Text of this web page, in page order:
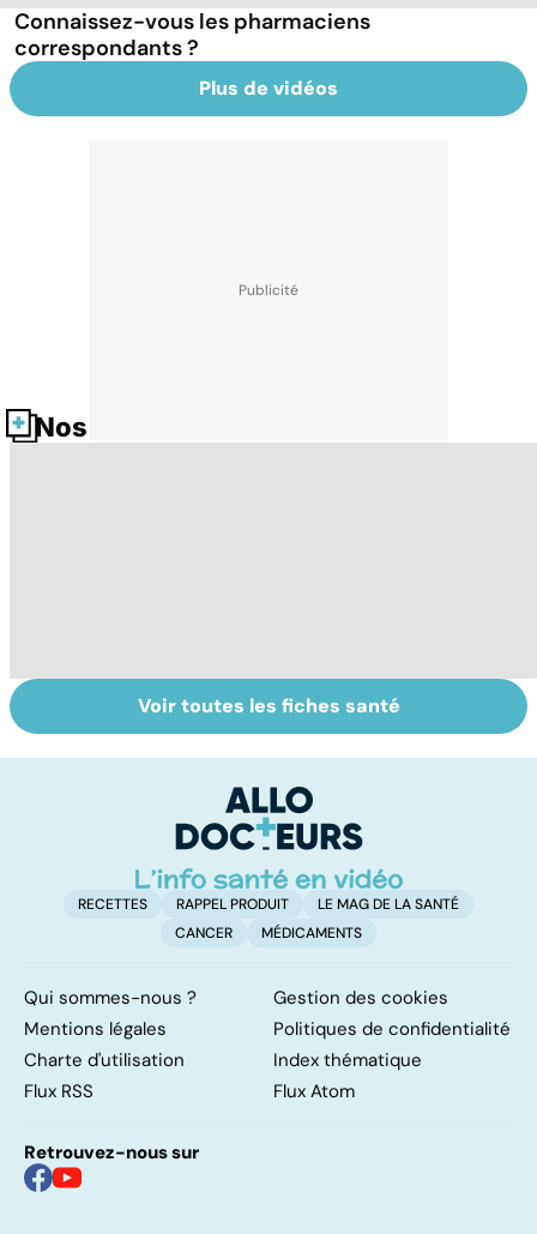
Connaissez-vous les pharmaciens
correspondants ?
Plus de vidéos
Nos fiches santé
Tout savoir sur
les infections
Inflammation des
amygdales : que
d'angine ?
Voir toutes les fiches santé
RECETTES RAPPEL PRODUIT
LE MAG DE LA SANTÉ
CANCER
MÉDICAMENTS
Qui sommes-nous ?
Gestion des cookies
Mentions légales
Politiques de confidentialité
Charte d'utilisation
Index thématique
Flux RSS
Flux Atom
Retrouvez-nous sur